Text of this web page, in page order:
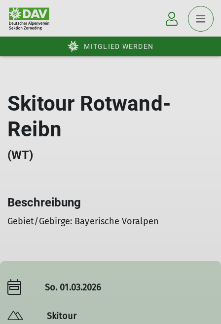
MITGLIED WERDEN
Skitour Rotwand-
Reibn
(WT)
Beschreibung
Gebiet/Gebirge: Bayerische Voralpen
So. 01.03.2026
Skitour